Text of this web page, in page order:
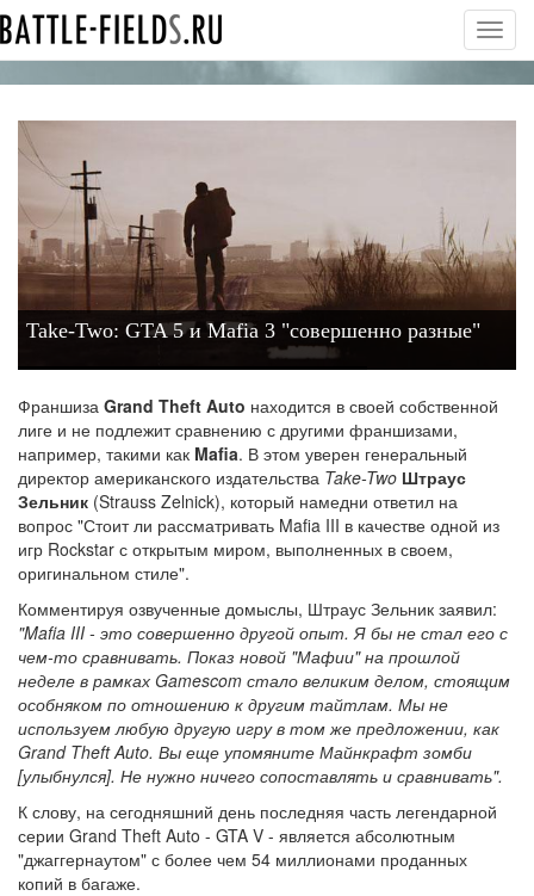
Take-Two: GTA 5 и Mafia 3 "совершенно разные"
Франшиза Grand Theft Auto находится в своей собственной
лиге и не подлежит сравнению с другими франшизами,
например, такими как Mafia. В этом уверен генеральный
директор американского издательства Take-Two Штраус
Зельник (Strauss Zelnick), который намедни ответил на
вопрос "Стоит ли рассматривать Mafia III в качестве одной из
игр Rockstar с открытым миром, выполненных в своем,
оригинальном стиле".
Комментируя озвученные домыслы, Штраус Зельник заявил:
"Mafia III - это совершенно другой опыт. Я бы не стал его с
чем-то сравнивать. Показ новой "Мафии" на прошлой
неделе в рамках Gamescom стало великим делом, стоящим
особняком по отношению к другим тайтлам. Мы не
используем любую другую игру в том же предложении, как
Grand Theft Auto. Вы еще упомяните Майнкрафт зомби
[улыбнулся]. Не нужно ничего сопоставлять и сравнивать".
К слову, на сегодняшний день последняя часть легендарной
серии Grand Theft Auto - GTA V - является абсолютным
"джаггернаутом" с более чем 54 миллионами проданных
копий в багаже.